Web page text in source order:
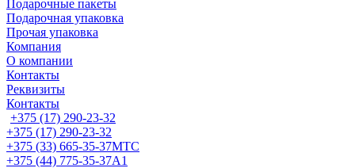
Подарочные пакеты
Подарочная упаковка
Прочая упаковка
Компания
О компании
Контакты
Реквизиты
Контакты
+375 (17) 290-23-32
+375 (17) 290-23-32
+375 (33) 665-35-37МТС
+375 (44) 775-35-37А1